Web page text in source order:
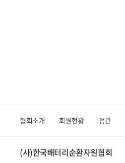
협회소개 회원현황 정관
(사)한국배터리순환자원협회